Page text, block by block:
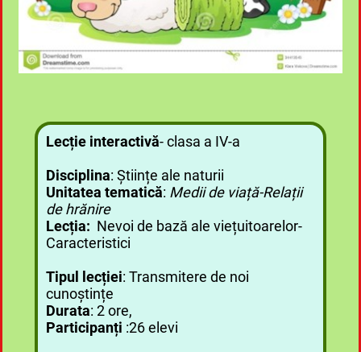
Lecție interactivă- clasa a IV-a
Disciplina: Științe ale naturii
Unitatea tematică: Medii de viață-Relații
de hrănire
Lecția: Nevoi de bază ale viețuitoarelor-
Caracteristici
Tipul lecției: Transmitere de noi
cunoștințe
Durata: 2 ore,
Participanți :26 elevi